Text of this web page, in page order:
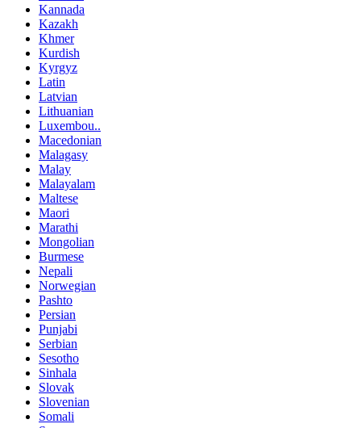
Kannada
Kazakh
Khmer
Kurdish
Kyrgyz
Latin
Latvian
Lithuanian
Luxembou..
Macedonian
Malagasy
Malay
Malayalam
Maltese
Maori
Marathi
Mongolian
Burmese
Nepali
Norwegian
Pashto
Persian
Punjabi
Serbian
Sesotho
Sinhala
Slovak
Slovenian
Somali